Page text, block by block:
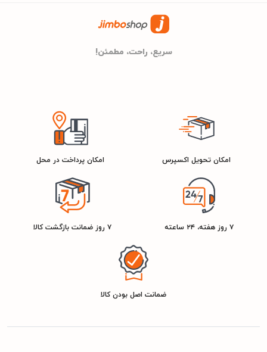
سریع، راحت، مطمئن!
امکان تحویل اکسپرس امکان پرداخت در محل
۷ روز هفته، ۲۴ ساعته ۷ روز ضمانت بازگشت کالا
ضمانت اصل بودن کالا